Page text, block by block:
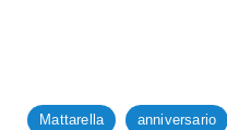
Mattarella anniversario